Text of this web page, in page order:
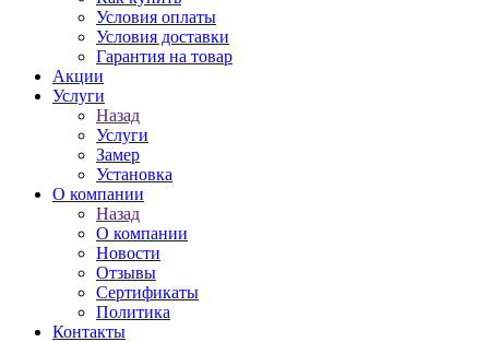
Условия оплаты
Условия доставки
Гарантия на товар
Акции
Услуги
Назад
Услуги
Замер
Установка
О компании
Назад
О компании
Новости
Отзывы
Сертификаты
Политика
Контакты